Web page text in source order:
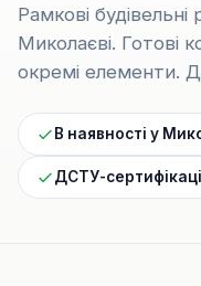
Рамкові
Миколаєві. Готові
окремі елементи.
В наявності у
ДСТУ-